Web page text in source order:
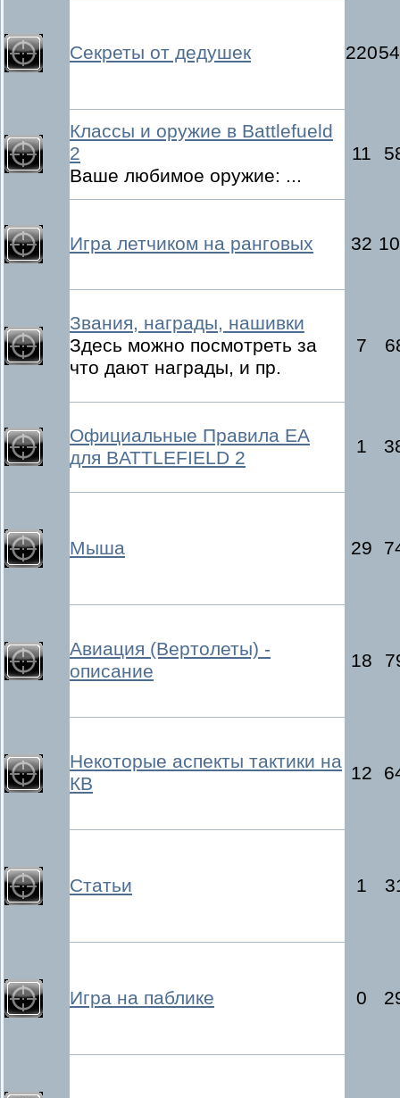
Секреты от дедушек 220
Классы и оружие в Battlefueld
2
Ваше любимое оружие: ...
11
Игра летчиком на ранговых 32
Звания, награды, нашивки
Здесь можно посмотреть за
что дают награды, и пр.
7
Официальные Правила ЕА
для BATTLEFIELD 2
1
Мыша 29
Авиация (Вертолеты) -
описание
18
Некоторые аспекты тактики на
КВ
12
Статьи 1
Игра на паблике 0